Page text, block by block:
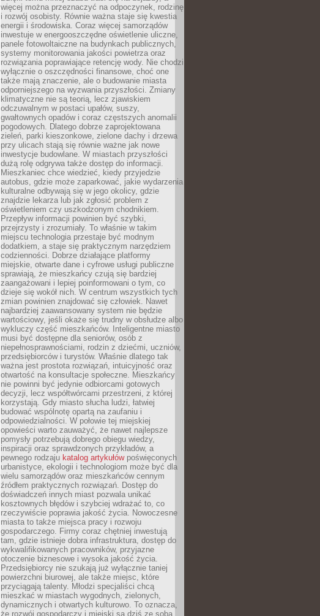
więcej można przeznaczyć na odpoczynek, rodzinę
i rozwój osobisty. Równie ważna staje się kwestia
energii i środowiska. Coraz więcej samorządów
inwestuje w energooszczędne oświetlenie uliczne,
panele fotowoltaiczne na budynkach publicznych,
systemy monitorowania jakości powietrza oraz
rozwiązania poprawiające retencję wody. Nie chodzi
wyłącznie o oszczędności finansowe, choć one
także mają znaczenie, ale o budowanie miasta
odporniejszego na wyzwania przyszłości. Zmiany
klimatyczne nie są teorią, lecz zjawiskiem
odczuwalnym w postaci upałów, suszy,
gwałtownych opadów i coraz częstszych anomalii
pogodowych. Dlatego dobrze zaprojektowana
zieleń, parki kieszonkowe, zielone dachy i drzewa
przy ulicach stają się równie ważne jak nowe
inwestycje budowlane. W miastach przyszłości
dużą rolę odgrywa także dostęp do informacji.
Mieszkaniec chce wiedzieć, kiedy przyjedzie
autobus, gdzie może zaparkować, jakie wydarzenia
kulturalne odbywają się w jego okolicy, gdzie
znajdzie lekarza lub jak zgłosić problem z
oświetleniem czy uszkodzonym chodnikiem.
Przepływ informacji powinien być szybki,
przejrzysty i zrozumiały. To właśnie w takim
miejscu technologia przestaje być modnym
dodatkiem, a staje się praktycznym narzędziem
codzienności. Dobrze działające platformy
miejskie, otwarte dane i cyfrowe usługi publiczne
sprawiają, że mieszkańcy czują się bardziej
zaangażowani i lepiej poinformowani o tym, co
dzieje się wokół nich. W centrum wszystkich tych
zmian powinien znajdować się człowiek. Nawet
najbardziej zaawansowany system nie będzie
wartościowy, jeśli okaże się trudny w obsłudze albo
wykluczy część mieszkańców. Inteligentne miasto
musi być dostępne dla seniorów, osób z
niepełnosprawnościami, rodzin z dziećmi, uczniów,
przedsiębiorców i turystów. Właśnie dlatego tak
ważna jest prostota rozwiązań, intuicyjność oraz
otwartość na konsultacje społeczne. Mieszkańcy
nie powinni być jedynie odbiorcami gotowych
decyzji, lecz współtwórcami przestrzeni, z której
korzystają. Gdy miasto słucha ludzi, łatwiej
budować wspólnotę opartą na zaufaniu i
odpowiedzialności. W połowie tej miejskiej
opowieści warto zauważyć, że nawet najlepsze
pomysły potrzebują dobrego obiegu wiedzy,
inspiracji oraz sprawdzonych przykładów, a
pewnego rodzaju katalog artykułówpoświęconych
urbanistyce, ekologii i technologiom może być dla
wielu samorządów oraz mieszkańców cennym
źródłem praktycznych rozwiązań. Dostęp do
doświadczeń innych miast pozwala unikać
kosztownych błędów i szybciej wdrażać to, co
rzeczywiście poprawia jakość życia. Nowoczesne
miasta to także miejsca pracy i rozwoju
gospodarczego. Firmy coraz chętniej inwestują
tam, gdzie istnieje dobra infrastruktura, dostęp do
wykwalifikowanych pracowników, przyjazne
otoczenie biznesowe i wysoka jakość życia.
Przedsiębiorcy nie szukają już wyłącznie taniej
powierzchni biurowej, ale także miejsc, które
przyciągają talenty. Młodzi specjaliści chcą
mieszkać w miastach wygodnych, zielonych,
dynamicznych i otwartych kulturowo. To oznacza,
że rozwój gospodarczy i miejski są dziś ze sobą